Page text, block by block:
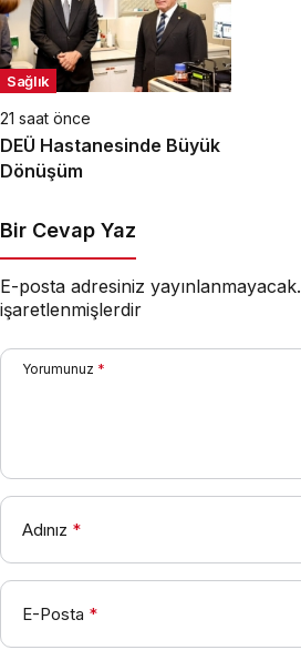
Sağlık
21 saat önce
DEÜ Hastanesinde Büyük
Dönüşüm
Bir Cevap Yaz
E-posta adresiniz yayınlanmayacak.
işaretlenmişlerdir
Yorumunuz *
Adınız *
E-Posta *